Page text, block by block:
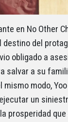
en No Other
del
obligado a
salvar a su
mismo modo,
un
prosperidad